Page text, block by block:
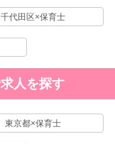
千代田区×保育士
人を探す
東京都×保育士